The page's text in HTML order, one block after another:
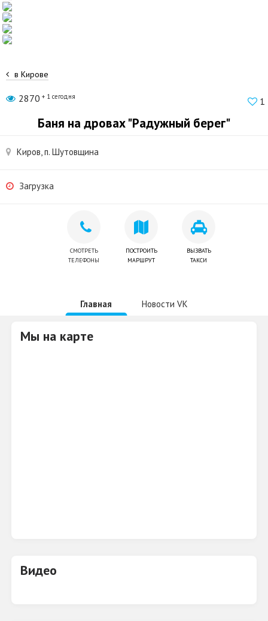
в Кирове
2870 + 1 сегодня 1
Баня на дровах "Радужный берег"
Киров, п. Шутовщина
Загрузка
СМОТРЕТЬ
ТЕЛЕФОНЫ
ПОСТРОИТЬ
МАРШРУТ
ВЫЗВАТЬ
ТАКСИ
Главная Новости VK
Видео
Мы на карте